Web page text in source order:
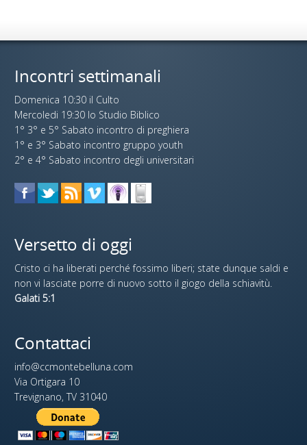
Incontri settimanali
Domenica 10:30 il Culto
Mercoledi 19:30 lo Studio Biblico
1° 3° e 5° Sabato incontro di preghiera
1° e 3° Sabato incontro gruppo youth
2° e 4° Sabato incontro degli universitari
Versetto di oggi
Cristo ci ha liberati perché fossimo liberi; state dunque saldi e
non vi lasciate porre di nuovo sotto il giogo della schiavitù.
Galati 5:1
Contattaci
info@ccmontebelluna.com
Via Ortigara 10
Trevignano, TV 31040